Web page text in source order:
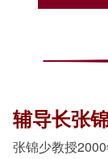
辅导长张
张锦少教授